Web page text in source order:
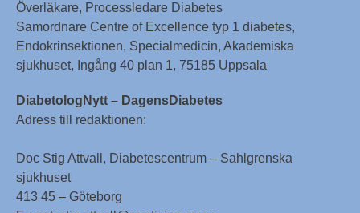
Överläkare, Processledare Diabetes
Samordnare Centre of Excellence typ 1 diabetes,
Endokrinsektionen, Specialmedicin, Akademiska
sjukhuset, Ingång 40 plan 1, 75185 Uppsala
DiabetologNytt – DagensDiabetes
Adress till redaktionen:
Doc Stig Attvall, Diabetescentrum – Sahlgrenska
sjukhuset
413 45 – Göteborg